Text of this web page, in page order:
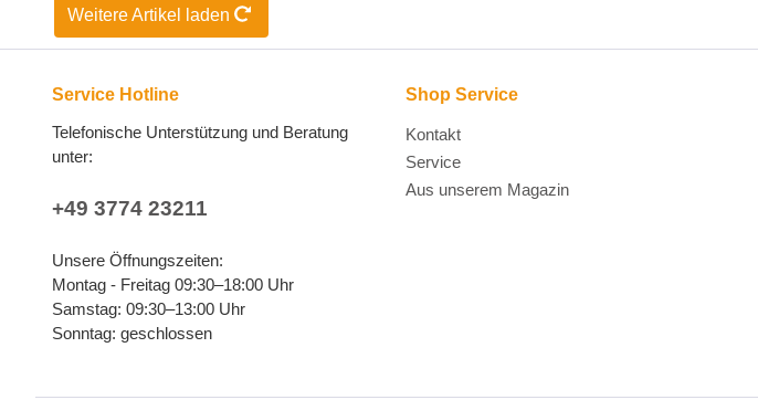
Weitere Artikel laden
Service Hotline
Telefonische Unterstützung und Beratung
unter:
+49 3774 23211
Unsere Öffnungszeiten:
Montag - Freitag 09:30–18:00 Uhr
Samstag: 09:30–13:00 Uhr
Sonntag: geschlossen
Shop Service
Kontakt
Service
Aus unserem Magazin